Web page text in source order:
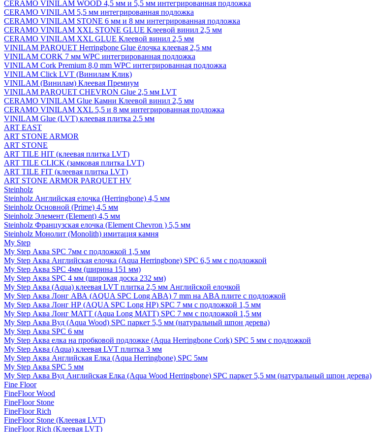
CERAMO VINILAM WOOD 4,5 мм и 5,5 мм интегрированная подложка
CERAMO VINILAM 5,5 мм интегрированная подложка
CERAMO VINILAM STONE 6 мм и 8 мм интегрированная подложка
CERAMO VINILAM XXL STONE GLUE Клеевой винил 2,5 мм
CERAMO VINILAM XXL GLUE Клеевой винил 2,5 мм
VINILAM PARQUET Herringbone Glue ёлочка клеевая 2,5 мм
VINILAM CORK 7 мм WPC интегрированная подложка
VINILAM Cork Premium 8,0 mm WPC интегрированная подложка
VINILAM Click LVT (Винилам Клик)
VINILAM (Винилам) Клеевая Премиум
VINILAM PARQUET CHEVRON Glue 2,5 мм LVT
CERAMO VINILAM Glue Камни Клеевой винил 2,5 мм
CERAMO VINILAM XXL 5,5 и 8 мм интегрированная подложка
VINILAM Glue (LVT) клеевая плитка 2.5 мм
ART EAST
ART STONE ARMOR
ART STONE
ART TILE HIT (клеевая плитка LVT)
ART TILE CLICK (замковая плитка LVT)
ART TILE FIT (клеевая плитка LVT)
ART STONE ARMOR PARQUET HV
Steinholz
Steinholz Английская елочка (Herringbone) 4,5 мм
Steinholz Основной (Prime) 4,5 мм
Steinholz Элемент (Element) 4,5 мм
Steinholz Французская елочка (Element Chevron ) 5,5 мм
Steinholz Монолит (Monolith) имитация камня
My Step
My Step Аква SPC 7мм c подложкой 1,5 мм
My Step Аква Английская елочка (Aqua Herringbone) SPC 6,5 мм с подложкой
My Step Аква SPC 4мм (ширина 151 мм)
My Step Аква SPC 4 мм (широкая доска 232 мм)
My Step Аква (Aqua) клеевая LVT плитка 2,5 мм Английской елочкой
My Step Аква Лонг АВА (AQUA SPC Long ABA) 7 mm на ABA плите с подложкой
My Step Аква Лонг НР (AQUA SPC Long HP) SPC 7 мм с подложкой 1,5 мм
My Step Аква Лонг MATT (Aqua Long MATT) SPC 7 мм с подложкой 1,5 мм
My Step Аква Вуд (Aqua Wood) SPC паркет 5,5 мм (натуральный шпон дерева)
My Step Аква SPC 6 мм
My Step Аква елка на пробковой подложке (Aqua Herringbone Cork) SPC 5 мм с подложкой
My Step Аква (Aqua) клеевая LVT плитка 3 мм
My Step Аква Английская Елка (Aqua Herringbone) SPC 5мм
My Step Аква SPC 5 мм
My Step Аква Вуд Английская Елка (Aqua Wood Herringbone) SPC паркет 5,5 мм (натуральный шпон дерева)
Fine Floor
FineFloor Wood
FineFloor Stone
FineFloor Rich
FineFloor Stone (Клеевая LVT)
FineFloor Rich (Клеевая LVT)